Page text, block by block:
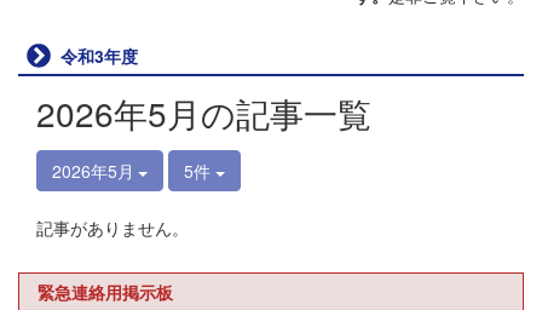
令和3年度
2026年5月の記事一覧
2026年5月 5件
記事がありません。
緊急連絡用掲示板